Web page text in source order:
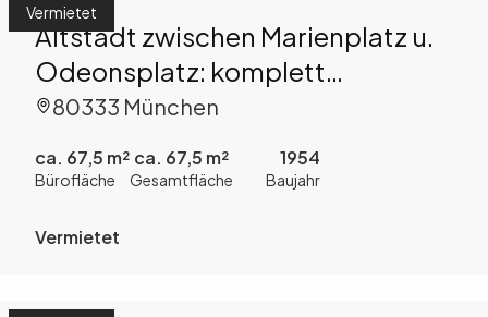
Vermietet
Altstadt zwischen Marienplatz u.
Odeonsplatz: komplett
renoviertes, helles 3-Zi.-Büro
80333 München
ca. 67,5 m²
Bürofläche
ca. 67,5 m²
Gesamtfläche
1954
Baujahr
Vermietet